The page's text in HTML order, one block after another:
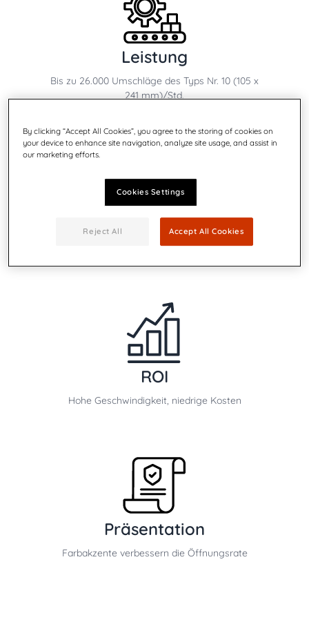
Leistung
Bis zu 26.000 Umschläge des Typs Nr. 10 (105 x
241 mm)/Std.
Druckqualität
Bis zu 600 x 600 dpi
ROI
Hohe Geschwindigkeit, niedrige Kosten
Präsentation
Farbakzente verbessern die Öffnungsrate
By clicking “Accept All Cookies”, you agree to the storing of cookies on
your device to enhance site navigation, analyze site usage, and assist in
our marketing efforts.
Cookies Settings
Reject All Accept All Cookies